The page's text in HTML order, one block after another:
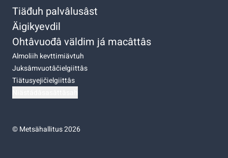
Tiäđuh palvâlusâst
Äigikyevdil
Ohtâvuođâ väldim já macâttâs
Almoliih kevttimiävtuh
Juksâmvuotâčielgiittâs
Tiätusyejičielgiittâs
©Metsähallitus 2026